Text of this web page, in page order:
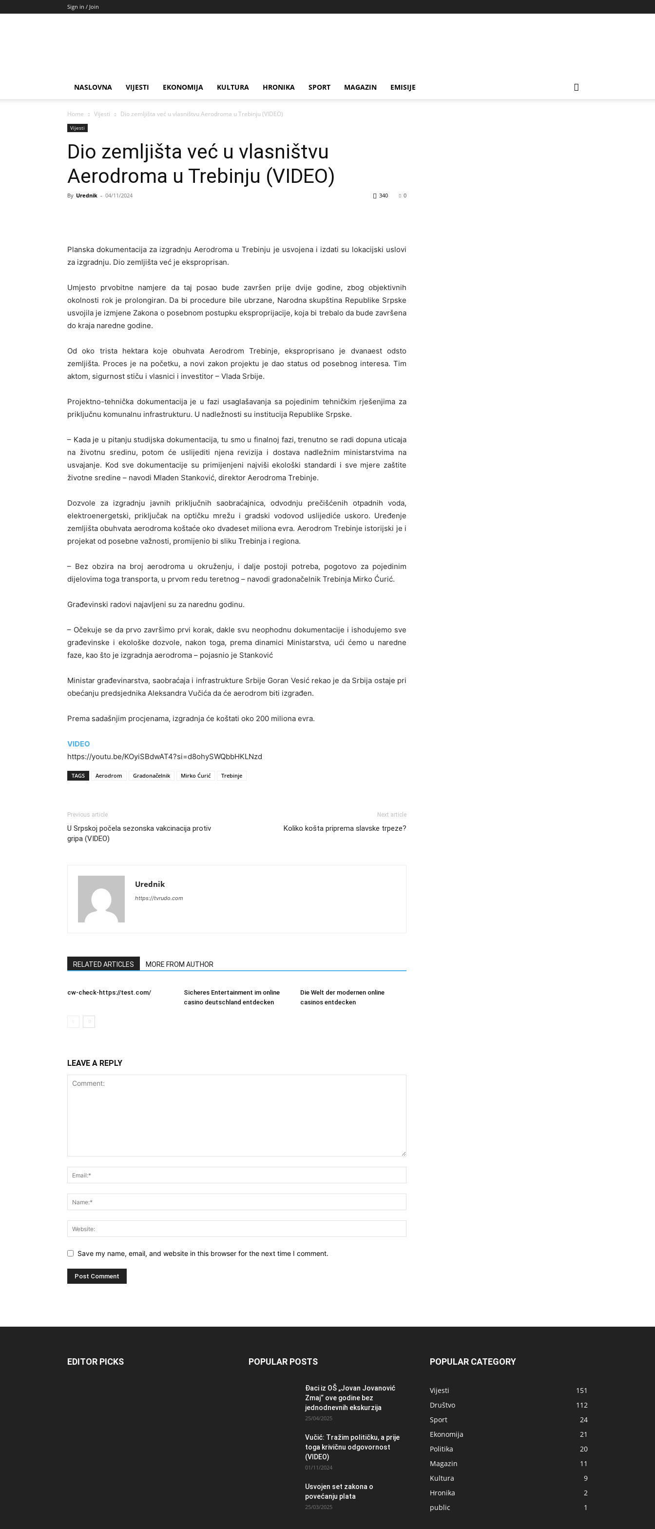
Sign in / Join
NASLOVNA VIJESTI EKONOMIJA KULTURA HRONIKA SPORT MAGAZIN EMISIJE
Home Vijesti Dio zemljišta već u vlasništvu Aerodroma u Trebinju (VIDEO)
Vijesti
Dio zemljišta već u vlasništvu
Aerodroma u Trebinju (VIDEO)
By Urednik - 04/11/2024 0
340
Planska dokumentacija za izgradnju Aerodroma u Trebinju je usvojena i izdati su lokacijski uslovi
za izgradnju. Dio zemljišta već je eksproprisan.
Umjesto prvobitne namjere da taj posao bude završen prije dvije godine, zbog objektivnih
okolnosti rok je prolongiran. Da bi procedure bile ubrzane, Narodna skupština Republike Srpske
usvojila je izmjene Zakona o posebnom postupku eksproprijacije, koja bi trebalo da bude završena
do kraja naredne godine.
Od oko trista hektara koje obuhvata Aerodrom Trebinje, eksproprisano je dvanaest odsto
zemljišta. Proces je na početku, a novi zakon projektu je dao status od posebnog interesa. Tim
aktom, sigurnost stiču i vlasnici i investitor – Vlada Srbije.
Projektno-tehnička dokumentacija je u fazi usaglašavanja sa pojedinim tehničkim rješenjima za
priključnu komunalnu infrastrukturu. U nadležnosti su institucija Republike Srpske.
– Kada je u pitanju studijska dokumentacija, tu smo u finalnoj fazi, trenutno se radi dopuna uticaja
na životnu sredinu, potom će uslijediti njena revizija i dostava nadležnim ministarstvima na
usvajanje. Kod sve dokumentacije su primijenjeni najviši ekološki standardi i sve mjere zaštite
životne sredine – navodi Mladen Stanković, direktor Aerodroma Trebinje.
Dozvole za izgradnju javnih priključnih saobraćajnica, odvodnju prečišćenih otpadnih voda,
elektroenergetski, priključak na optičku mrežu i gradski vodovod uslijediće uskoro. Uređenje
zemljišta obuhvata aerodroma koštaće oko dvadeset miliona evra. Aerodrom Trebinje istorijski je i
projekat od posebne važnosti, promijenio bi sliku Trebinja i regiona.
– Bez obzira na broj aerodroma u okruženju, i dalje postoji potreba, pogotovo za pojedinim
dijelovima toga transporta, u prvom redu teretnog – navodi gradonačelnik Trebinja Mirko Ćurić.
Građevinski radovi najavljeni su za narednu godinu.
– Očekuje se da prvo završimo prvi korak, dakle svu neophodnu dokumentacije i ishodujemo sve
građevinske i ekološke dozvole, nakon toga, prema dinamici Ministarstva, ući ćemo u naredne
faze, kao što je izgradnja aerodroma – pojasnio je Stanković
Ministar građevinarstva, saobraćaja i infrastrukture Srbije Goran Vesić rekao je da Srbija ostaje pri
obećanju predsjednika Aleksandra Vučića da će aerodrom biti izgrađen.
Prema sadašnjim procjenama, izgradnja će koštati oko 200 miliona evra.
VIDEO
https://youtu.be/KOyiSBdwAT4?si=d8ohySWQbbHKLNzd
TAGS Aerodrom Gradonačelnik Mirko Ćurić Trebinje
Previous article
U Srpskoj počela sezonska vakcinacija protiv
gripa (VIDEO)
Next article
Koliko košta priprema slavske trpeze?
Urednik
https://tvrudo.com
RELATED ARTICLES MORE FROM AUTHOR
cw-check-https://test.com/
Sicheres Entertainment im online
casino deutschland entdecken
Die Welt der modernen online
casinos entdecken
LEAVE A REPLY
Save my name, email, and website in this browser for the next time I comment.
EDITOR PICKS POPULAR POSTS
Đaci iz OŠ „Jovan Jovanović
Zmaj“ ove godine bez
jednodnevnih ekskurzija
25/04/2025
Vučić: Tražim političku, a prije
toga krivičnu odgovornost
(VIDEO)
01/11/2024
Usvojen set zakona o
povećanju plata
25/03/2025
POPULAR CATEGORY
Vijesti
151
Društvo
112
Sport
24
Ekonomija
21
Politika
20
Magazin
11
Kultura
9
Hronika
2
public
1